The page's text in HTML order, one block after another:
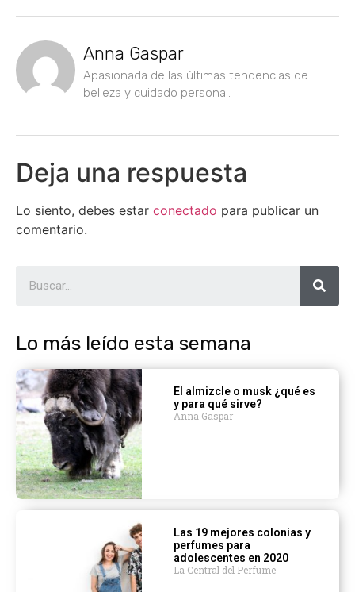
Anna Gaspar
Apasionada de las últimas tendencias de
belleza y cuidado personal.
Deja una respuesta
Lo siento, debes estar conectado para publicar un
comentario.
Lo más leído esta semana
El almizcle o musk ¿qué es
y para qué sirve?
Anna Gaspar
Las 19 mejores colonias y
perfumes para
adolescentes en 2020
La Central del Perfume